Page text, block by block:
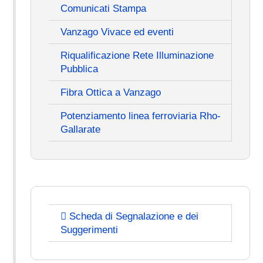
Comunicati Stampa
Vanzago Vivace ed eventi
Riqualificazione Rete Illuminazione
Pubblica
Fibra Ottica a Vanzago
Potenziamento linea ferroviaria Rho-
Gallarate
Scheda di Segnalazione e dei
Suggerimenti